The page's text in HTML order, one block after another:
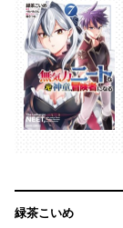
緑茶こいめ